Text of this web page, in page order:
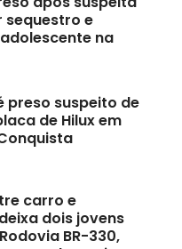
sequestro e
na
preso suspeito de
de Hilux em
carro e
dois jovens
BR-330,